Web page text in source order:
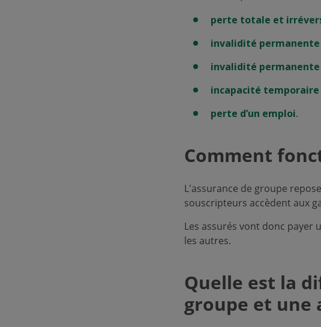
perte totale et
invalidité
invalidité
incapacité
perte d’un emploi.
Comment
L'assurance de groupe
souscripteurs accèdent aux
Les assurés vont donc
les autres.
Quelle est la
groupe et une